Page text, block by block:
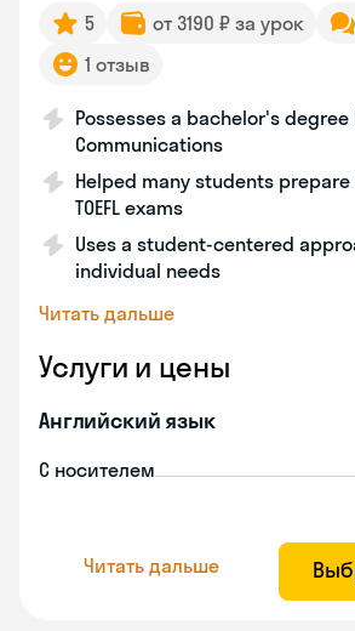
5 от 3190 ₽ за урок
1 отзыв
Possesses a bachelor's
Communications
Helped many students prepare
TOEFL exams
Uses a student-centered
individual needs
Читать дальше
Услуги и цены
Английский язык
С носителем
Читать дальше